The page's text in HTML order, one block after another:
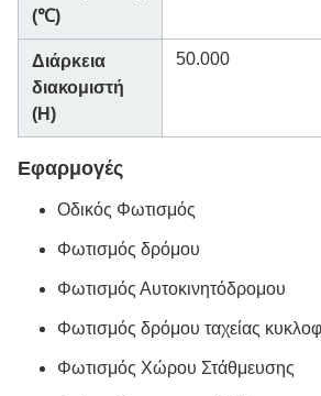
(℃)
Διάρκεια
διακομιστή
(H)
50.000
Εφαρμογές
Οδικός Φωτισμός
Φωτισμός δρόμου
Φωτισμός Αυτοκινητόδρομου
Φωτισμός δρόμου ταχείας
Φωτισμός Χώρου Στάθμευσης